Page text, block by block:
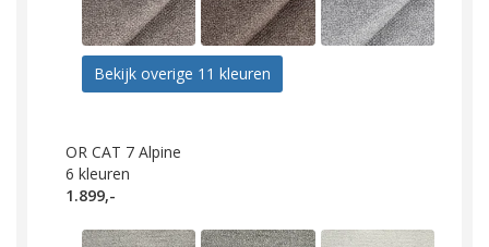
Bekijk overige 11 kleuren
OR CAT 7 Alpine
6 kleuren
1.899,-